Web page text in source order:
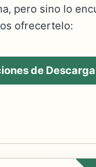
pero sino lo
ofrecertelo:
de Descarga